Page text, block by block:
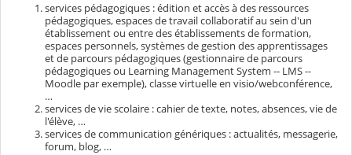
services pédagogiques : édition et accès à des ressources
pédagogiques, espaces de travail collaboratif au sein d'un
établissement ou entre des établissements de formation,
espaces personnels, systèmes de gestion des apprentissages
et de parcours pédagogiques (gestionnaire de parcours
pédagogiques ou Learning Management System -- LMS --
Moodle par exemple), classe virtuelle en visio/webconférence,
…
services de vie scolaire : cahier de texte, notes, absences, vie de
l'élève, …
services de communication génériques : actualités, messagerie,
forum, blog, …